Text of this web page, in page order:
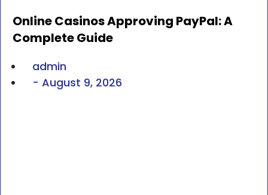
Online Casinos Approving PayPal: A
Complete Guide
admin
- August 9, 2026